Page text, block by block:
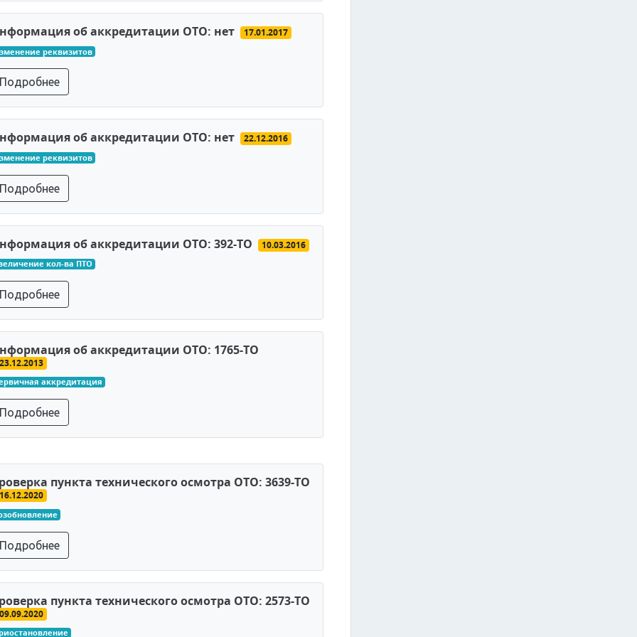
об аккредитации ОТО: нет 17.01.2017
реквизитов
Подробнее
об аккредитации ОТО: нет 22.12.2016
реквизитов
Подробнее
об аккредитации ОТО: 392-ТО 10.03.2016
кол-ва ПТО
Подробнее
об аккредитации ОТО: 1765-ТО
23.12.2013
аккредитация
Подробнее
пункта технического осмотра ОТО: 3639-ТО
16.12.2020
Подробнее
пункта технического осмотра ОТО: 2573-ТО
09.09.2020